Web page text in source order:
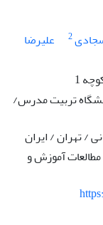
2
علیرضا
1
تربیت مدرس/
/ تهران / ایران
آموزش و